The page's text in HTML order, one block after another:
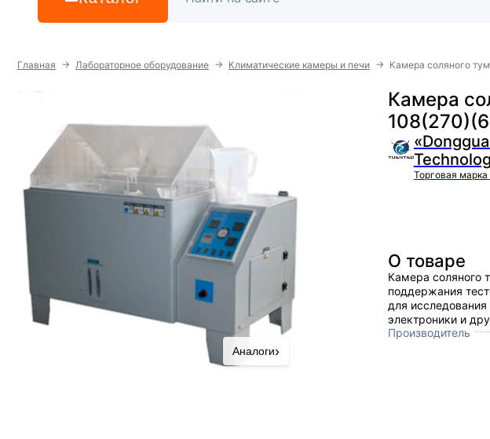
Главная → Лабораторное оборудование → Климатические камеры и печи → Камера соляного
Камера
Торговая марка
Аналоги›
О товаре
Камера соляного
поддержания
для
электроники и
Производитель